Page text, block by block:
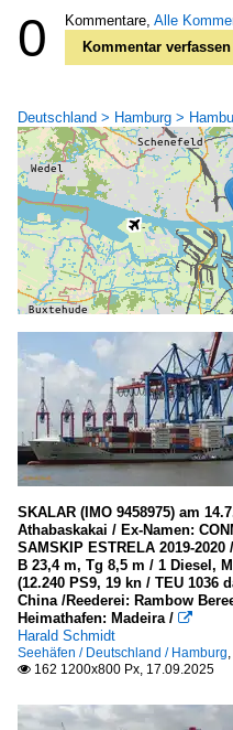
0 Kommentare, Alle
Kommentar verfassen
Deutschland > Hamburg >
SKALAR (IMO 9458975) am
Athabaskakai / Ex-Namen:
SAMSKIP ESTRELA 2019-
B 23,4 m, Tg 8,5 m / 1 Diesel,
(12.240 PS9, 19 kn / TEU 1036
China /Reederei: Rambow
Heimathafen: Madeira / 
Harald Schmidt
Seehäfen / Deutschland / Hamburg,
 162 1200x800 Px, 17.09.2025